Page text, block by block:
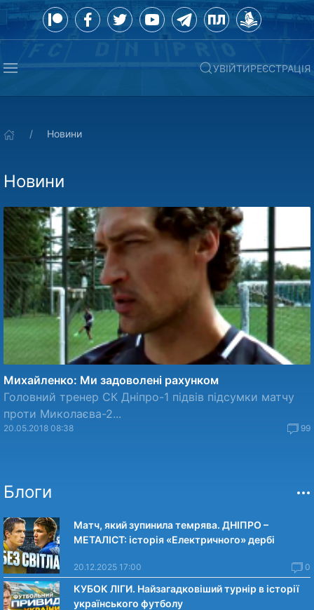
УВІЙТИРЕЄСТРАЦІЯ
Новини
Новини
Михайленко: Ми задоволені рахунком
Головний тренер СК Дніпро-1 підвів підсумки матчу
проти Миколаєва-2...
20.05.2018 08:38 99
Блоги
Матч, який зупинила темрява. ДНІПРО –
МЕТАЛІСТ: історія «Електричного» дербі
20.12.2025 17:00 0
КУБОК ЛІГИ. Найзагадковіший турнір в історії
українського футболу